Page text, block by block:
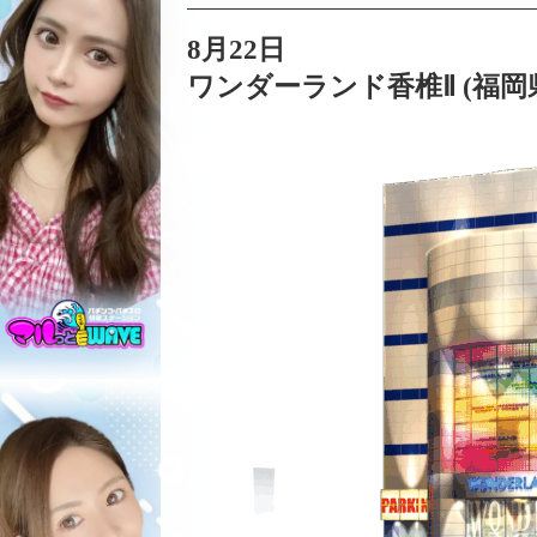
8月22日
ワンダーランド香椎Ⅱ (福岡